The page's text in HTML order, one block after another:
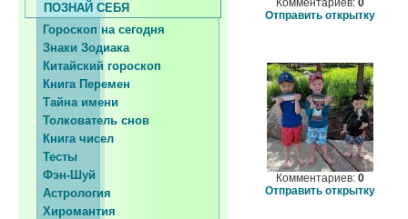
ПОЗНАЙ СЕБЯ
Гороскоп на сегодня
Знаки Зодиака
Китайский гороскоп
Книга Перемен
Тайна имени
Толкователь снов
Книга чисел
Тесты
Фэн-Шуй
Астрология
Хиромантия
Комментариев: 0
Отправить открытку
Комментариев: 0
Отправить открытку